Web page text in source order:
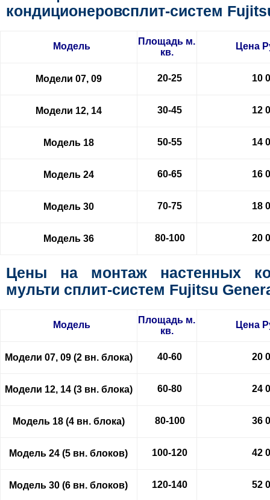
кондиционеровсплит-систем
Модель
Площадь м.
кв.
Цена
Модели 07, 09 20-25 10
Модели 12, 14 30-45 12
Модель 18 50-55 14
Модель 24 60-65 16
Модель 30 70-75 18
Модель 36 80-100 20
Цены на монтаж настенных
мульти сплит-систем Fujitsu
Модель
Площадь м.
кв.
Цена
Модели 07, 09 (2 вн. блока) 40-60 20
Модели 12, 14 (3 вн. блока) 60-80 24
Модель 18 (4 вн. блока) 80-100 36
Модель 24 (5 вн. блоков) 100-120 42
Модель 30 (6 вн. блоков) 120-140 52